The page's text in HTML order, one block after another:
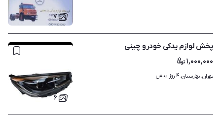
۷
۶
پخش لوازم یدکی خودرو چینی
۱,۰۰۰,۰۰۰
تهران، بهارستان، ۴ روز پیش